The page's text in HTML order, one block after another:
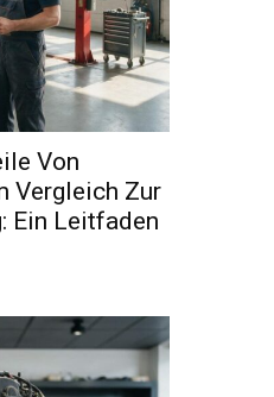
Von
Vergleich Zur
Ein Leitfaden